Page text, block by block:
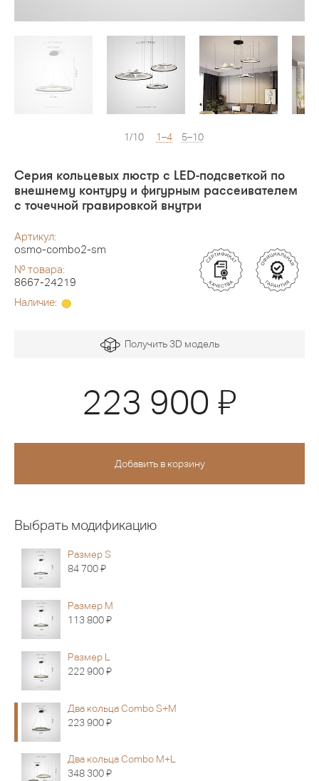
1/10 1–4 5–10
Серия кольцевых люстр с LED-подсветкой по
внешнему контуру и фигурным рассеивателем
с точечной гравировкой внутри
Артикул:
osmo-combo2-sm
№ товара:
8667-24219
Наличие:
Получить 3D модель
223 900 Я
Выбрать модификацию
Размер S
84 700Я
Размер M
113 800Я
Размер L
222 900Я
Два кольца Combo S+M
223 900Я
Два кольца Combo M+L
348 300Я